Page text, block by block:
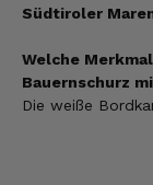
Südtiroler
Welche
Bauernschurz
Die weiße